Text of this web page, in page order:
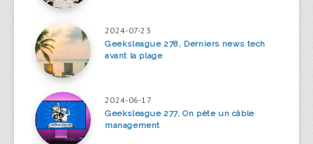
2024-07-23
Geeksleague 278, Derniers news tech
avant la plage
2024-06-17
Geeksleague 277, On pète un câble
management